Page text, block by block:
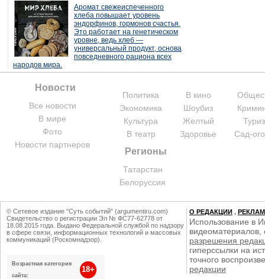
Аромат свежеиспеченного
хлеба повышает уровень
эндорфинов, гормонов счастья.
Это работает на генетическом
уровне, ведь хлеб —
универсальный продукт, основа
повседневного рациона всех
народов мира.
Новости
Все новости
В мире
Фото
Новости партнеров
Политика
Экономика
Культура
В театр
В кино
Шоубиз
Желтый
Здоровье
Сад-
Регионы
Татарстан
Белоруссия
© Сетевое издание "Суть событий" (argumentiru.com)
Свидетельство о регистрации Эл № ФС77-62778 от
18.08.2015 года. Выдано Федеральной службой по надзору
в сфере связи, информационных технологий и массовых
коммуникаций (Роскомнадзор).
Возрастная категория
сайта:
18+
О РЕДАКЦИИ ,
Использование в
видеоматериалов,
разрешения
гиперссылки на
точного
редакции